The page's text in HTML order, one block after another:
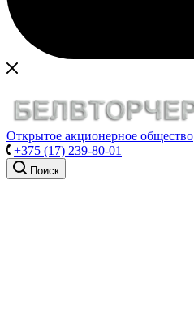
Открытое акционерное общество
+375 (17) 239-80-01
Поиск